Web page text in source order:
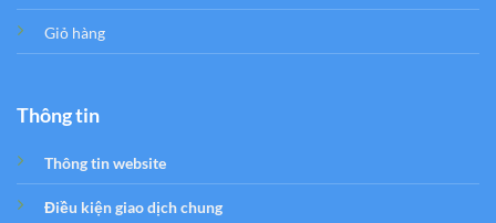
Giỏ hàng
Thông tin
Thông tin website
Điều kiện giao dịch chung